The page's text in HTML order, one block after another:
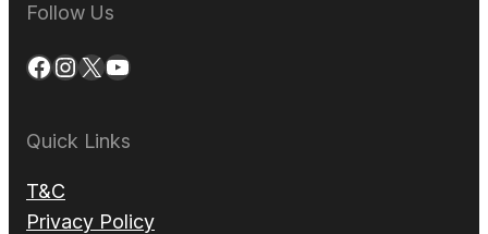
Follow Us
Facebook InstagramX YouTube
Quick Links
T&C
Privacy Policy